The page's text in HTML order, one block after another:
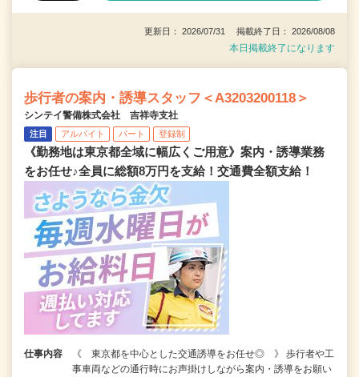
更新日： 2026/07/31 掲載終了日： 2026/08/08
本日掲載終了になります
歩行者の案内・誘導スタッフ＜A3203200118＞
シンテイ警備株式会社 吉祥寺支社
注目 アルバイト パート 登録制
《勤務地は東京都全域に幅広くご用意》案内・誘導業務
をお任せ♪全員に総額8万円を支給！交通費全額支給！
仕事内容
《 東京都を中心とした交通誘導をお任せ◎ 》 歩行者や工
事車両などの通行時にお声掛けしながら案内・誘導をお願い